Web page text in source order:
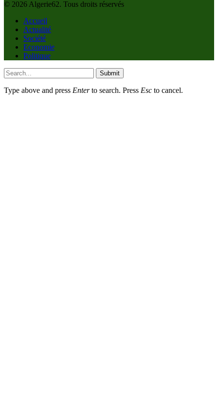
© 2026 Algerie62. Tous droits réservés
Accueil
Actualité
Société
Economie
Politique
Submit
Type above and press Enterto search. Press Esc to cancel.